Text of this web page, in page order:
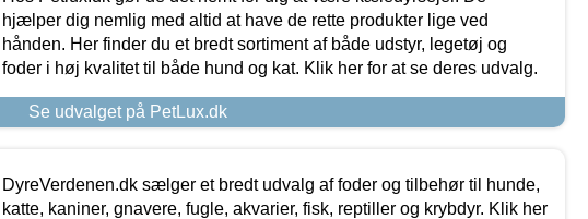
hjælper dig nemlig med altid at have de rette produkter lige ved
hånden. Her finder du et bredt sortiment af både udstyr, legetøj og
foder i høj kvalitet til både hund og kat. Klik her for at se deres udvalg.
Se udvalget på PetLux.dk
DyreVerdenen.dk sælger et bredt udvalg af foder og tilbehør til hunde,
katte, kaniner, gnavere, fugle, akvarier, fisk, reptiller og krybdyr. Klik her